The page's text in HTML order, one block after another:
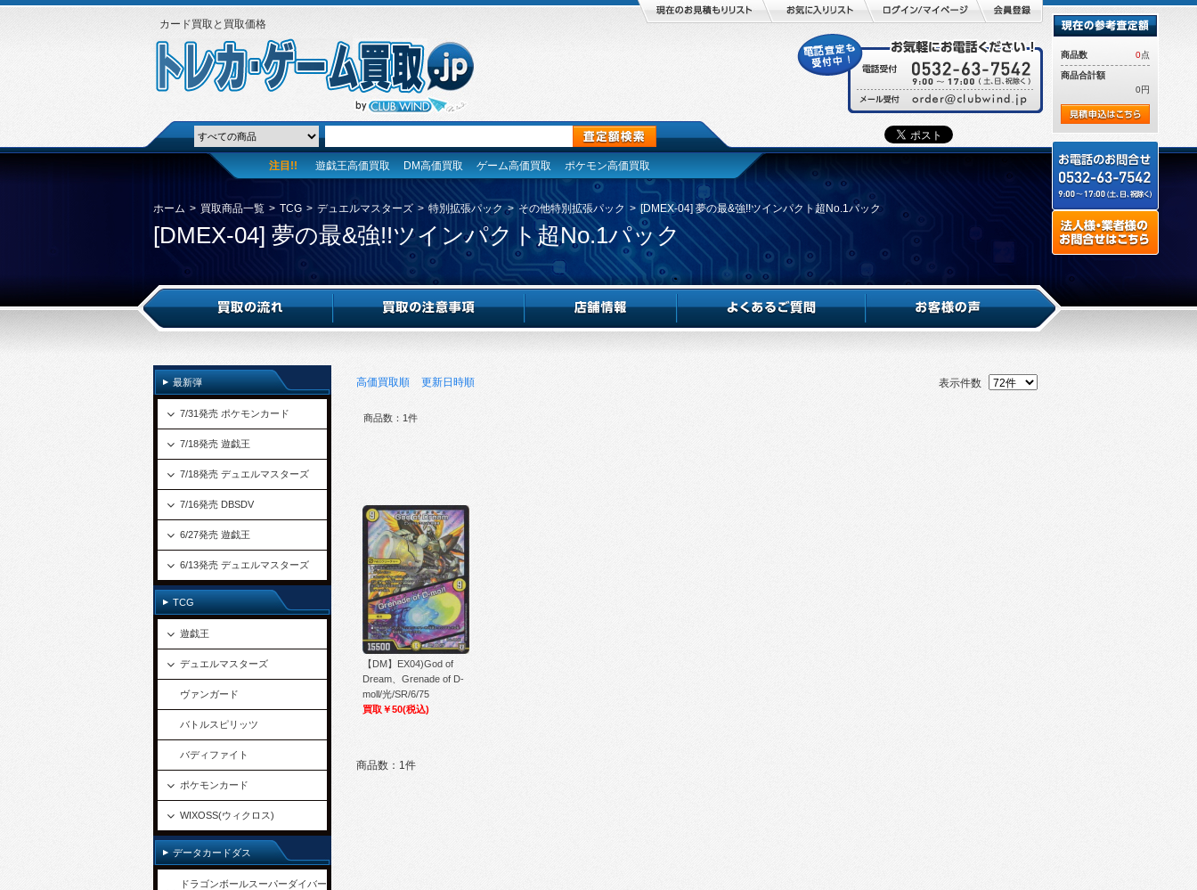
カード買取と買取価格
注目!! 遊戯王高価買取 DM高価買取 ゲーム高価買取 ポケモン高価買取
ホーム > 買取商品一覧 > TCG > デュエルマスターズ > 特別拡張パック > その他特別拡張パック > [DMEX-04] 夢の最&強!!ツインパクト超No.1パック
[DMEX-04] 夢の最&強!!ツインパクト超No.1パック
高価買取順 更新日時順 表示件数
商品数：1件
【DM】EX04)God of
Dream、Grenade of D-
moll/光/SR/6/75
買取￥50(税込)
商品数：1件
商品数 0点
商品合計額
0円
最新弾
7/31発売 ポケモンカード
7/18発売 遊戯王
7/18発売 デュエルマスターズ
7/16発売 DBSDV
6/27発売 遊戯王
6/13発売 デュエルマスターズ
TCG
遊戯王
デュエルマスターズ
ヴァンガード
バトルスピリッツ
バディファイト
ポケモンカード
WIXOSS(ウィクロス)
データカードダス
ドラゴンボールスーパーダイバー